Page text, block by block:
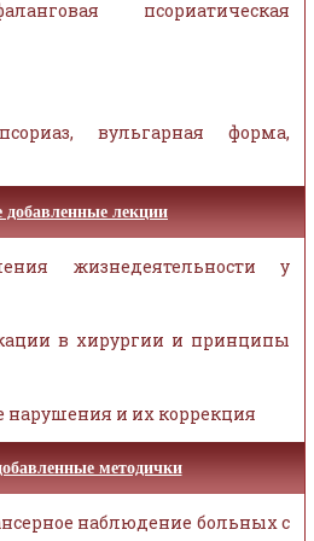
псориатическая
вульгарная форма,
добавленные лекции
жизнедеятельности у
в хирургии и принципы
и их коррекция
методички
наблюдение больных с